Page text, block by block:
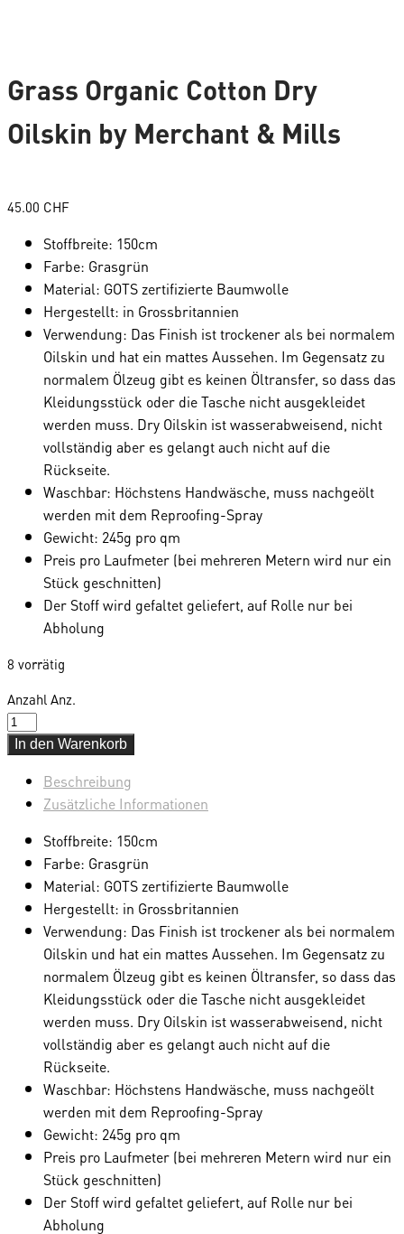
Grass Organic Cotton Dry
Oilskin by Merchant & Mills
45.00 CHF
Stoffbreite: 150cm
Farbe: Grasgrün
Material: GOTS zertifizierte Baumwolle
Hergestellt: in Grossbritannien
Verwendung: Das Finish ist trockener als bei normalem
Oilskin und hat ein mattes Aussehen. Im Gegensatz zu
normalem Ölzeug gibt es keinen Öltransfer, so dass das
Kleidungsstück oder die Tasche nicht ausgekleidet
werden muss. Dry Oilskin ist wasserabweisend, nicht
vollständig aber es gelangt auch nicht auf die
Rückseite.
Waschbar: Höchstens Handwäsche, muss nachgeölt
werden mit dem Reproofing-Spray
Gewicht: 245g pro qm
Preis pro Laufmeter (bei mehreren Metern wird nur ein
Stück geschnitten)
Der Stoff wird gefaltet geliefert, auf Rolle nur bei
Abholung
8 vorrätig
AnzahlAnz.
In den Warenkorb
Beschreibung
Zusätzliche Informationen
Stoffbreite: 150cm
Farbe: Grasgrün
Material: GOTS zertifizierte Baumwolle
Hergestellt: in Grossbritannien
Verwendung: Das Finish ist trockener als bei normalem
Oilskin und hat ein mattes Aussehen. Im Gegensatz zu
normalem Ölzeug gibt es keinen Öltransfer, so dass das
Kleidungsstück oder die Tasche nicht ausgekleidet
werden muss. Dry Oilskin ist wasserabweisend, nicht
vollständig aber es gelangt auch nicht auf die
Rückseite.
Waschbar: Höchstens Handwäsche, muss nachgeölt
werden mit dem Reproofing-Spray
Gewicht: 245g pro qm
Preis pro Laufmeter (bei mehreren Metern wird nur ein
Stück geschnitten)
Der Stoff wird gefaltet geliefert, auf Rolle nur bei
Abholung